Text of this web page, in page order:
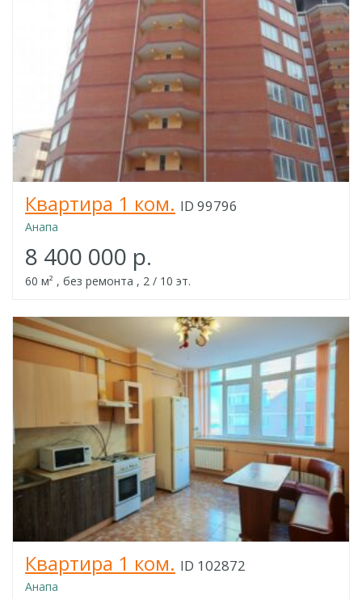
Квартира 1 ком. ID 99796
Анапа
8 400 000 р.
60 м² , без ремонта , 2 / 10 эт.
Квартира 1 ком. ID 102872
Анапа